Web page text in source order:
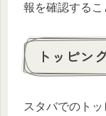
報を確認するこ
トッピン
スタバでのト